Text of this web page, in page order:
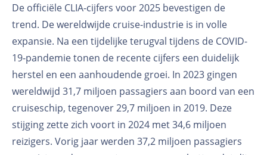
De officiële CLIA-cijfers voor 2025 bevestigen de
trend. De wereldwijde cruise-industrie is in volle
expansie. Na een tijdelijke terugval tijdens de COVID-
19-pandemie tonen de recente cijfers een duidelijk
herstel en een aanhoudende groei. In 2023 gingen
wereldwijd 31,7 miljoen passagiers aan boord van een
cruiseschip, tegenover 29,7 miljoen in 2019. Deze
stijging zette zich voort in 2024 met 34,6 miljoen
reizigers. Vorig jaar werden 37,2 miljoen passagiers